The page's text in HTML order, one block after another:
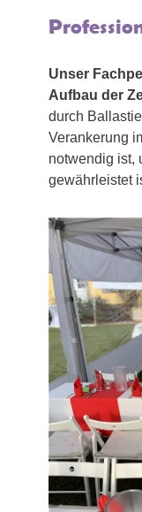
Unser
Aufbau der
durch
Verankerung
notwendig ist,
gewährleistet